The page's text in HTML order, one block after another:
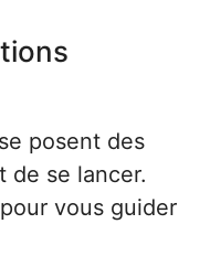
posent des
de se lancer.
vous guider